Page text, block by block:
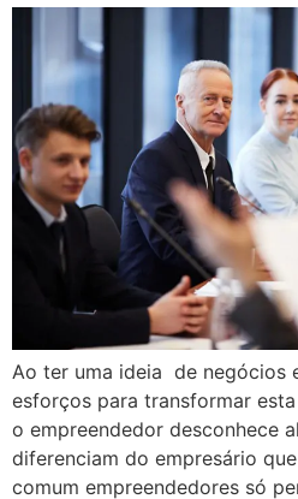
Ao ter uma ideia de negócios
esforços para transformar
o empreendedor desconhece
diferenciam do empresário
comum empreendedores só